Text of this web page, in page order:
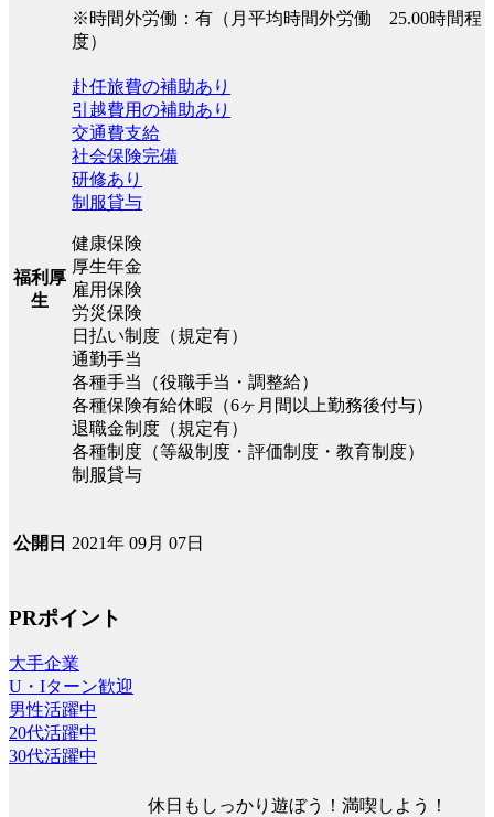
※時間外労働：有（月平均時間外労働 25.00時間程
度）
福利厚
生
赴任旅費の補助あり
引越費用の補助あり
交通費支給
社会保険完備
研修あり
制服貸与
健康保険
厚生年金
雇用保険
労災保険
日払い制度（規定有）
通勤手当
各種手当（役職手当・調整給）
各種保険有給休暇（6ヶ月間以上勤務後付与）
退職金制度（規定有）
各種制度（等級制度・評価制度・教育制度）
制服貸与
公開日 2021年 09月 07日
PRポイント
大手企業
U・Iターン歓迎
男性活躍中
20代活躍中
30代活躍中
休日もしっかり遊ぼう！満喫しよう！